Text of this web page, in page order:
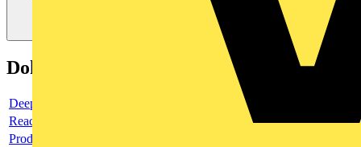
Dokumente
Deeplink product page
Reach Declaration URL
Product data sheet